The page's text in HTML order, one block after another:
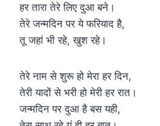
हर तारा तेरे लिए दुआ बने।
तेरे जन्मदिन पर ये फरियाद है,
तू जहां भी रहे, खुश रहे।
तेरे नाम से शुरू हो मेरा हर दिन,
तेरी यादों से भरी हो मेरी हर रात।
जन्मदिन पर दुआ है बस यही,